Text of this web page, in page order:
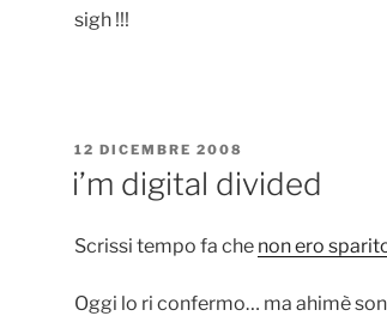
sigh !!!
PUBBLICATO
12 DICEMBRE 2008
i’m digital divided
Scrissi tempo fa che non ero
Oggi lo ri confermo… ma ahimè